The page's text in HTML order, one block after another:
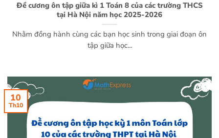
Đề cương ôn tập giữa kì 1 Toán 8 của các trường THCS
tại Hà Nội năm học 2025-2026
Nhằm đồng hành cùng các bạn học sinh trong giai đoạn ôn
tập giữa học...
10
Th10